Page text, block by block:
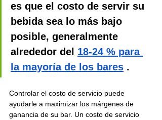
es que el costo de servir su
bebida sea lo más bajo
posible, generalmente
alrededor del 18-24 % para
la mayoría de los bares .
Controlar el costo de servicio puede
ayudarle a maximizar los márgenes de
ganancia de su bar. Un costo de servicio